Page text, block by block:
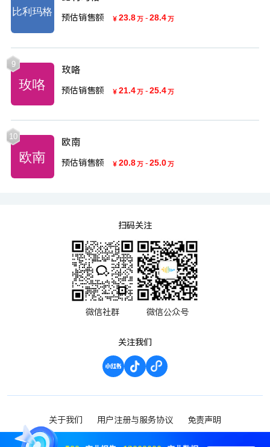
预估销售额 ￥ 23.8万 - 28.4万
9 玫咯
预估销售额 ￥ 21.4万 - 25.4万
10 欧南
预估销售额 ￥ 20.8万 - 25.0万
扫码关注
微信社群 微信公众号
关注我们
关于我们 用户注册与服务协议 免责声明